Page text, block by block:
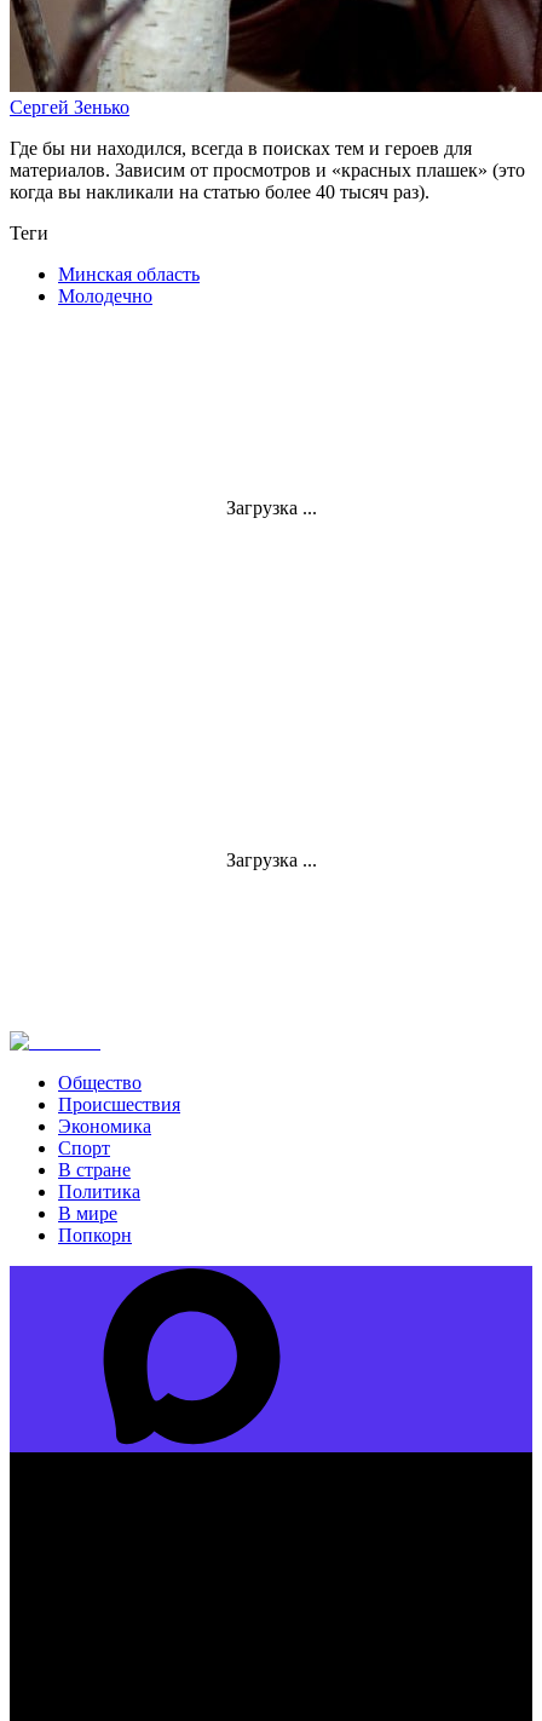
Сергей Зенько
Где бы ни находился, всегда в поисках тем и героев для
материалов. Зависим от просмотров и «красных плашек» (это
когда вы накликали на статью более 40 тысяч раз).
Теги
Минская область
Молодечно
Загрузка ...
Загрузка ...
Общество
Происшествия
Экономика
Спорт
В стране
Политика
В мире
Попкорн